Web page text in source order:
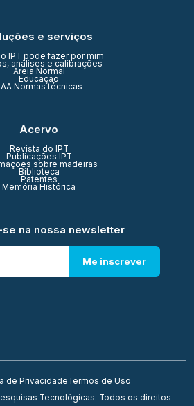
e serviços
o IPT pode fazer por mim
análises e calibrações
Areia Normal
Educação
Normas técnicas
Acervo
Revista do IPT
Publicações IPT
sobre madeiras
Biblioteca
Patentes
Memória Histórica
na nossa newsletter
Me inscrever
de PrivacidadeTermos de Uso
Tecnológicas. Todos os direitos